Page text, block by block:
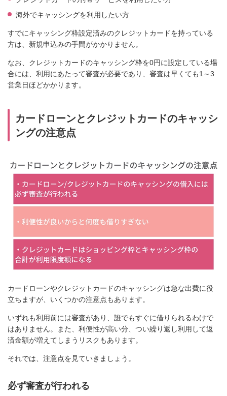
海外でキャッシングを利用したい方
すでにキャッシング枠設定済みのクレジットカードを持っている
方は、新規申込みの手間がかかりません。
なお、クレジットカードのキャッシング枠を0円に設定している場
合には、利用にあたって審査が必要であり、審査は早くても1～3
営業日ほどかかります。
カードローンとクレジットカードのキャッシ
ングの注意点
カードローンやクレジットカードのキャッシングは急な出費に役
立ちますが、いくつかの注意点もあります。
いずれも利用前には審査があり、誰でもすぐに借りられるわけで
はありません。また、利便性が高い分、つい繰り返し利用して返
済金額が増えてしまうリスクもあります。
それでは、注意点を見ていきましょう。
必ず審査が行われる